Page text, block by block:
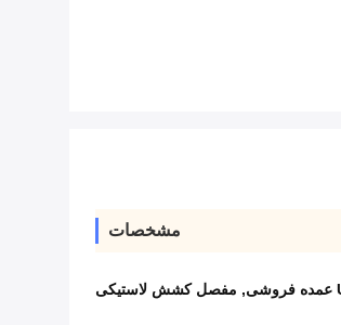
مشخصات
, مفصل کشش لاستیکی